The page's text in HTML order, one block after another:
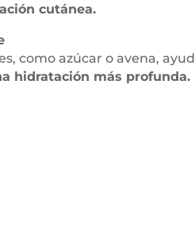
cutánea.
como azúcar o avena,
hidratación más profunda.